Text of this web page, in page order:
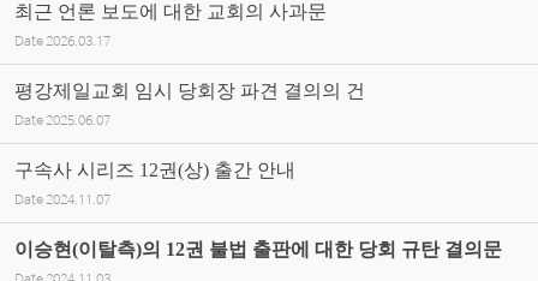
최근 언론 보도에 대한 교회의 사과문
Date 2026.03.17
평강제일교회 임시 당회장 파견 결의의 건
Date 2025.06.07
구속사 시리즈 12권(상) 출간 안내
Date 2024.11.07
이승현(이탈측)의 12권 불법 출판에 대한 당회 규탄 결의문